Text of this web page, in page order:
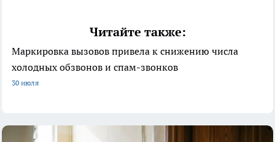
Читайте также:
Маркировка вызовов привела к снижению числа
холодных обзвонов и спам-звонков
30 июля